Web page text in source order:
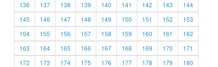
136
137 138 139 140 141 142 143
144
145
146 147 148 149 150 151 152
153
154
155 156 157 158 159 160 161
162
163
164 165 166 167 168 169 170
171
172
173 174 175 176 177 178 179
180